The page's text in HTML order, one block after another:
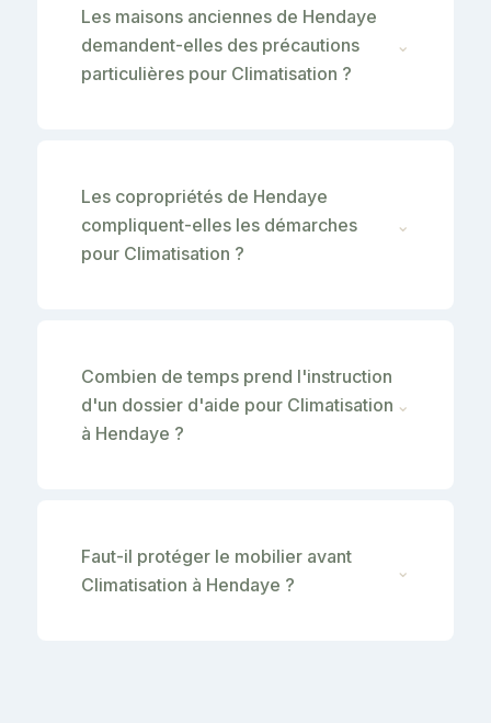
Les maisons anciennes de Hendaye
demandent-elles des précautions
particulières pour Climatisation ?
⌄
Les copropriétés de Hendaye
compliquent-elles les démarches
pour Climatisation ?
⌄
Combien de temps prend l'instruction
d'un dossier d'aide pour Climatisation
à Hendaye ?
⌄
Faut-il protéger le mobilier avant
Climatisation à Hendaye ?
⌄